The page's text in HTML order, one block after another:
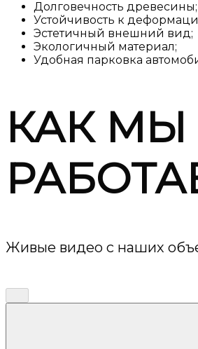
Долговечность древесины;
Устойчивость к
Эстетичный внешний вид;
Экологичный материал;
Удобная парковка
КАК МЫ
Живые видео с наших